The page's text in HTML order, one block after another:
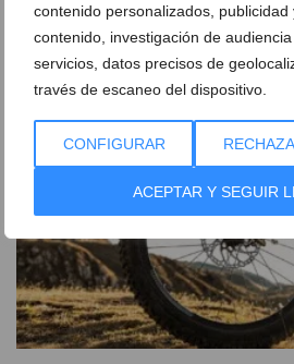
contenido personalizados, publicidad
contenido, investigación de
servicios, datos precisos de
través de escaneo del dispositivo.
CONFIGURAR
ACEPTAR Y SEGUIR
07 de agosto de 2026